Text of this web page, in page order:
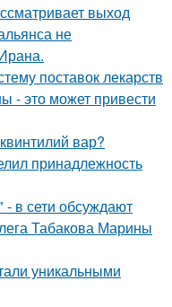
выход
не
поставок лекарств
- это может привести
вар?
принадлежность
в сети обсуждают
Табакова Марины
уникальными